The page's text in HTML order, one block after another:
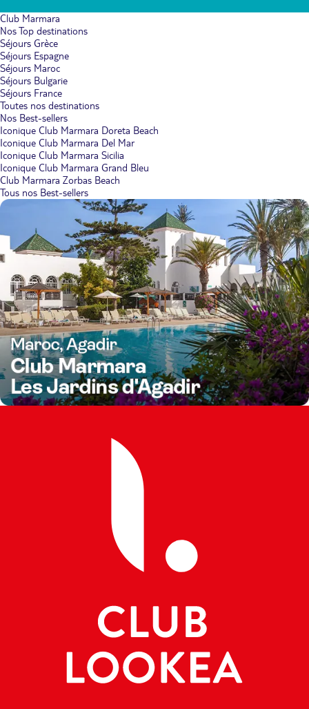
Club Marmara
Nos Top destinations
Séjours Grèce
Séjours Espagne
Séjours Maroc
Séjours Bulgarie
Séjours France
Toutes nos destinations
Nos Best-sellers
Iconique Club Marmara Doreta Beach
Iconique Club Marmara Del Mar
Iconique Club Marmara Sicilia
Iconique Club Marmara Grand Bleu
Club Marmara Zorbas Beach
Tous nos Best-sellers